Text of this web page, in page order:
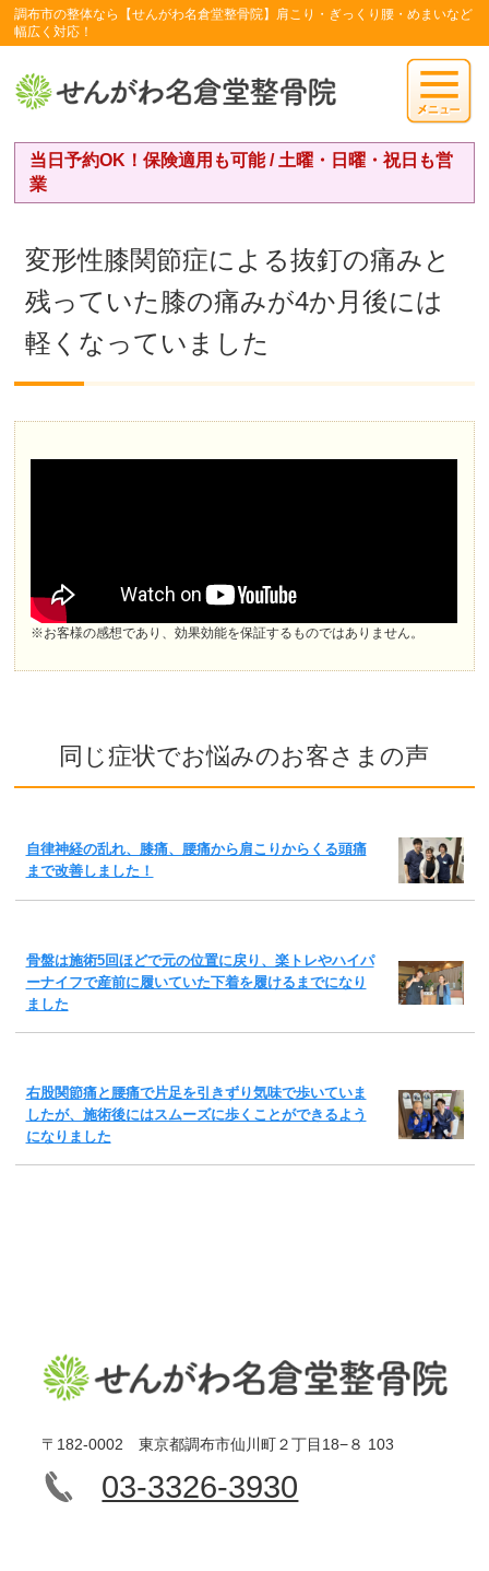
調布市の整体なら【せんがわ名倉堂整骨院】肩こり・ぎっくり腰・めまいなど
幅広く対応！
当日予約OK！保険適用も可能 / 土曜・日曜・祝日も営
業
変形性膝関節症による抜釘の痛みと
残っていた膝の痛みが4か月後には
軽くなっていました
※お客様の感想であり、効果効能を保証するものではありません。
同じ症状でお悩みのお客さまの声
自律神経の乱れ、膝痛、腰痛から肩こりからくる頭痛
まで改善しました！
骨盤は施術5回ほどで元の位置に戻り、楽トレやハイパ
ーナイフで産前に履いていた下着を履けるまでになり
ました
右股関節痛と腰痛で片足を引きずり気味で歩いていま
したが、施術後にはスムーズに歩くことができるよう
になりました
〒182-0002 東京都調布市仙川町２丁目18−８ 103
03-3326-3930